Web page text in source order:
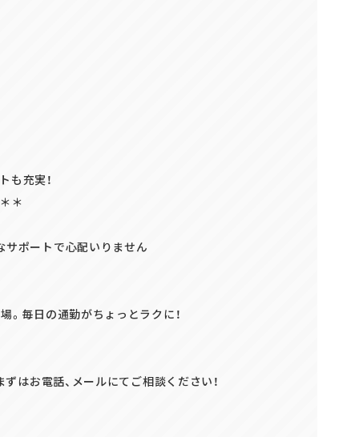
も充実！
＊
ポートで心配いりません
。毎日の通勤がちょっとラクに！
ずはお電話、メールにてご相談ください！